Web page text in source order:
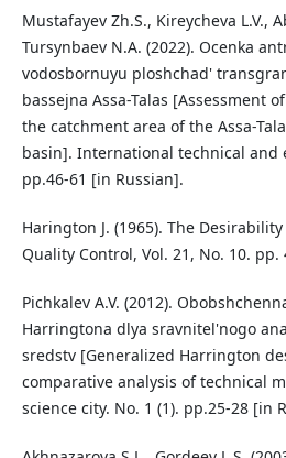
Mustafayev Zh.S., Kireycheva L.V.,
Tursynbaev N.A. (2022). Ocenka
vodosbornuyu ploshchad'
bassejna Assa-Talas [Assessment
the catchment area of the Assa-
basin]. International technical and
pp.46-61 [in Russian].
Harington J. (1965). The
Quality Control, Vol. 21, No. 10. pp.
Pichkalev A.V. (2012).
Harringtona dlya sravnitel'nogo
sredstv [Generalized Harrington
comparative analysis of technical
science city. No. 1 (1). pp.25-28 [in